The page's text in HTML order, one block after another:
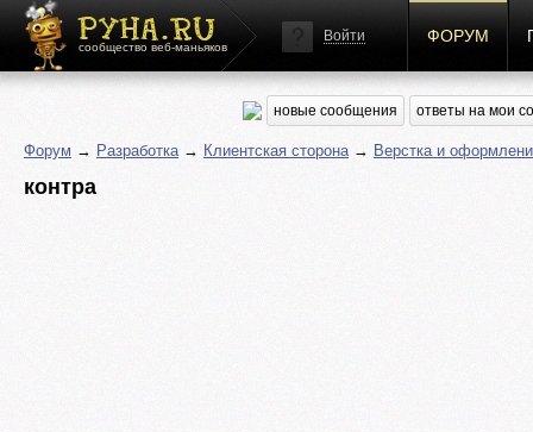
сообщество веб-маньяков
Войти ФОРУМ
новые сообщения ответы на мои
Форум → Разработка→ Клиентская сторона→ Верстка и
контра